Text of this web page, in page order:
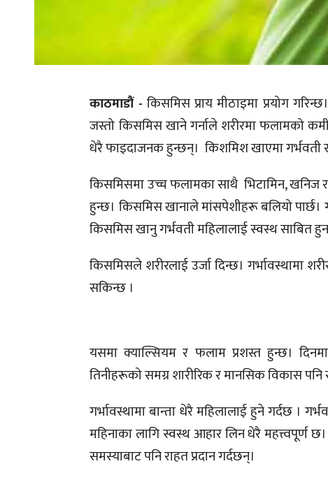
काठमाडौं - किसमिस प्राय मीठाइमा प्रयोग
जस्तो किसमिस खाने गर्नाले शरीरमा फलामको
धेरै फाइदाजनक हुन्छन्। किशमिश खाएमा गर्भवती
किसमिसमा उच्च फलामका साथै भिटामिन, खनिज र
हुन्छ। किसमिस खानाले मांसपेशीहरू बलियो
किसमिस खानु गर्भवती महिलालाई स्वस्थ साबित
किसमिसले शरीरलाई उर्जा दिन्छ। गर्भावस्थामा
सकिन्छ ।
यसमा क्याल्सियम र फलाम प्रशस्त हुन्छ।
तिनीहरूको समग्र शारीरिक र मानसिक विकास पनि
गर्भावस्थामा बान्ता धेरै महिलालाई हुने गर्दछ ।
महिनाका लागि स्वस्थ आहार लिन धेरै महत्त्वपूर्ण
समस्याबाट पनि राहत प्रदान गर्दछन्।